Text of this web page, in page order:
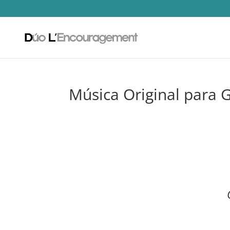
Música Original para